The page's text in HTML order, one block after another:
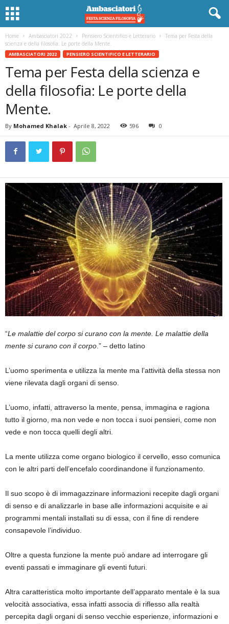
Home Ambasciatori 2022 Pensiero Scientifico e Letterario
Tema per Festa della
scienza e della filosofia: Le porte della Mente.
AMBASCIATORI 2022 PENSIERO SCIENTIFICO E LETTERARIO
Tema per Festa della scienza e
della filosofia: Le porte della
Mente.
By Mohamed Khalak - Aprile 8, 2022 596 0
“Le malattie del corpo si curano con la mente. Le malattie della
mente si curano con il corpo .” – detto latino
L’uomo sperimenta e utilizza la mente ma l’attività della stessa non
viene rilevata dagli organi di senso.
L’uomo, infatti, attraverso la mente, pensa, immagina e ragiona
tutto il giorno, ma non vede e non tocca i suoi pensieri, come non
vede e non tocca quelli degli altri.
La mente utilizza come organo biologico il cervello, esso comunica
con le altri parti dell’encefalo coordinandone il funzionamento.
Il suo scopo è di immagazzinare informazioni recepite dagli organi
di senso e di analizzarle in base alle informazioni acquisite e ai
programmi mentali installati su di essa, con il fine di rendere
consapevole l’individuo.
Oltre a questa funzione la mente può andare ad interrogare gli
eventi passati e immaginare gli eventi futuri.
Altra caratteristica molto importante dell’apparato mentale è la sua
velocità associativa, essa infatti associa di riflesso alla realtà
percepita dagli organi di senso vecchie esperienze, informazioni e